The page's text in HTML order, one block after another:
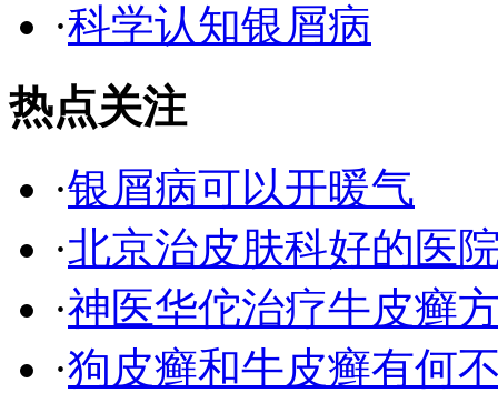
·科学认知银屑病
热点关注
·银屑病可以开暖气
·北京治皮肤科好的医
·神医华佗治疗牛皮癣
·狗皮癣和牛皮癣有何